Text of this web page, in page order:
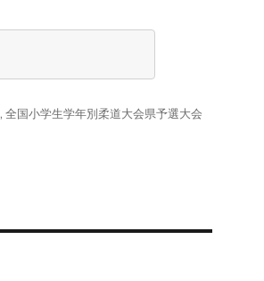
,全国小学生学年別柔道大会県予選大会